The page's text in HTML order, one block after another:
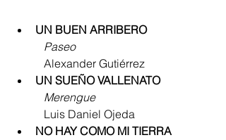
UN BUEN ARRIBERO
           Paseo
           Alexander Gutiérrez
UN SUEÑO VALLENATO
           Merengue
           Luis Daniel Ojeda
NO HAY COMO MI TIERRA